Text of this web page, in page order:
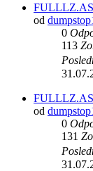
od
0
113
od
0
131